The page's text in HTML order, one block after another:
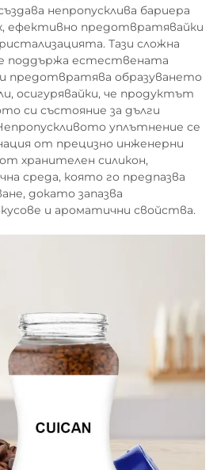
непропусклива бариера
ефективно предотвратявайки
Тази сложна
поддържа естествената
предотвратява образуването
осигурявайки, че продуктът
си състояние за дълги
уплътнение се
от прецизно инженерни
хранителен силикон,
среда, която го предпазва
докато запазва
и ароматични свойства.